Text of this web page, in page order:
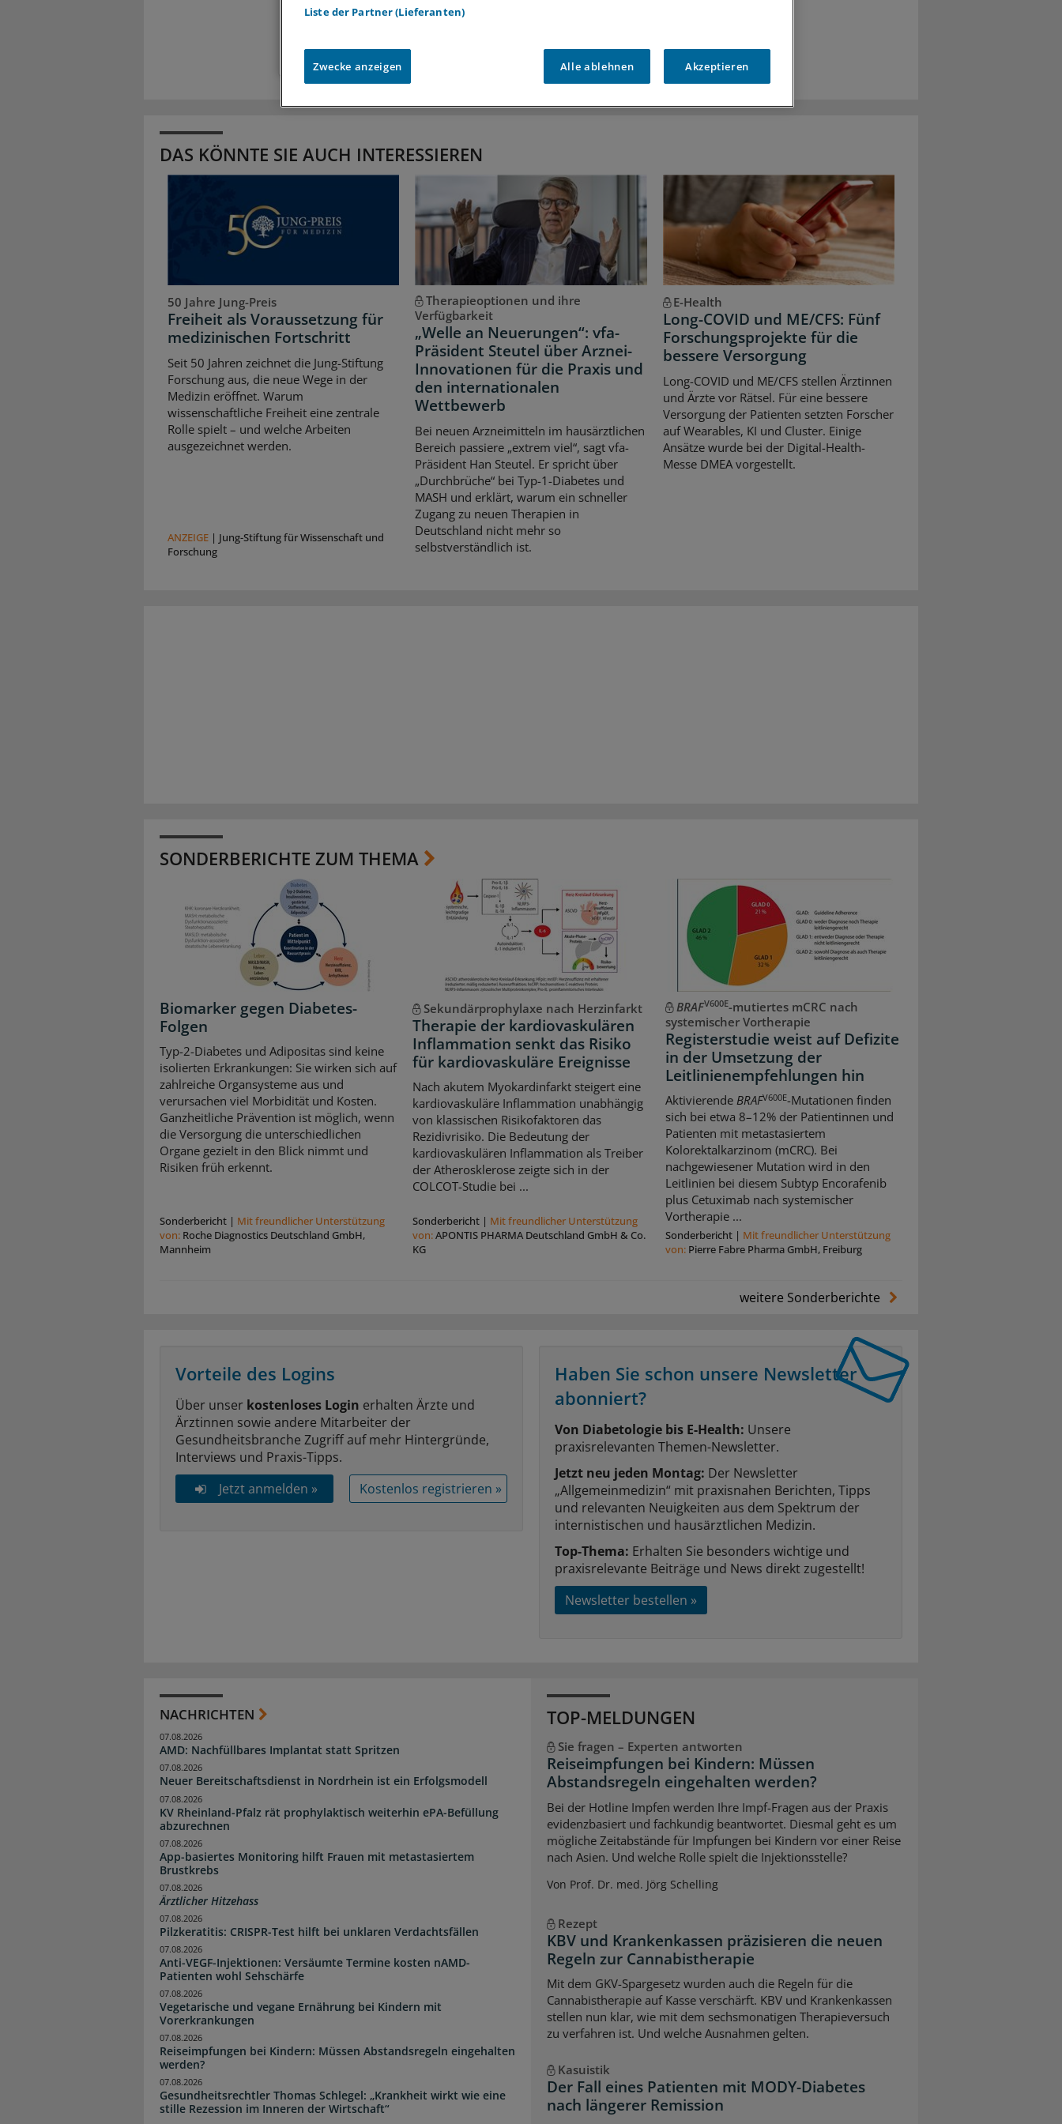
Zugriff auf allemedizinischen Berichte und Kommentare
Voraussetzungen für den Zugang
DAS KÖNNTE SIE AUCH INTERESSIEREN
50 Jahre Jung-Preis
Freiheit als Voraussetzung für
medizinischen Fortschritt
Seit 50 Jahren zeichnet die Jung-Stiftung
Forschung aus, die neue Wege in der
Medizin eröffnet. Warum
wissenschaftliche Freiheit eine zentrale
Rolle spielt – und welche Arbeiten
ausgezeichnet werden.
ANZEIGE | Jung-Stiftung für Wissenschaft und
Forschung
Therapieoptionen und ihre
Verfügbarkeit
„Welle an Neuerungen“: vfa-
Präsident Steutel über Arznei-
Innovationen für die Praxis und
den internationalen
Wettbewerb
Bei neuen Arzneimitteln im hausärztlichen
Bereich passiere „extrem viel“, sagt vfa-
Präsident Han Steutel. Er spricht über
„Durchbrüche“ bei Typ-1-Diabetes und
MASH und erklärt, warum ein schneller
Zugang zu neuen Therapien in
Deutschland nicht mehr so
selbstverständlich ist.
E-Health
Long-COVID und ME/CFS: Fünf
Forschungsprojekte für die
bessere Versorgung
Long-COVID und ME/CFS stellen Ärztinnen
und Ärzte vor Rätsel. Für eine bessere
Versorgung der Patienten setzten Forscher
auf Wearables, KI und Cluster. Einige
Ansätze wurde bei der Digital-Health-
Messe DMEA vorgestellt.
SONDERBERICHTE ZUM THEMA
Biomarker gegen Diabetes-
Folgen
Typ-2-Diabetes und Adipositas sind keine
isolierten Erkrankungen: Sie wirken sich auf
zahlreiche Organsysteme aus und
verursachen viel Morbidität und Kosten.
Ganzheitliche Prävention ist möglich, wenn
die Versorgung die unterschiedlichen
Organe gezielt in den Blick nimmt und
Risiken früh erkennt.
Sonderbericht | Mit freundlicher Unterstützung
von: Roche Diagnostics Deutschland GmbH,
Mannheim
Sekundärprophylaxe nach Herzinfarkt
Therapie der kardiovaskulären
Inflammation senkt das Risiko
für kardiovaskuläre Ereignisse
Nach akutem Myokardinfarkt steigert eine
kardiovaskuläre Inflammation unabhängig
von klassischen Risikofaktoren das
Rezidivrisiko. Die Bedeutung der
kardiovaskulären Inflammation als Treiber
der Atherosklerose zeigte sich in der
COLCOT-Studie bei ...
Sonderbericht| Mit freundlicher Unterstützung
von:APONTIS PHARMA Deutschland GmbH & Co.
KG
BRAFV600E-mutiertes mCRC nach
systemischer Vortherapie
Registerstudie weist auf Defizite
in der Umsetzung der
Leitlinienempfehlungen hin
Aktivierende BRAFV600E-Mutationen finden
sich bei etwa 8–12% der Patientinnen und
Patienten mit metastasiertem
Kolorektalkarzinom (mCRC). Bei
nachgewiesener Mutation wird in den
Leitlinien bei diesem Subtyp Encorafenib
plus Cetuximab nach systemischer
Vortherapie ...
Sonderbericht| Mit freundlicher Unterstützung
von: Pierre Fabre Pharma GmbH, Freiburg
weitere Sonderberichte
Vorteile des Logins
Über unser kostenloses Login erhalten Ärzte und
Ärztinnen sowie andere Mitarbeiter der
Gesundheitsbranche Zugriff auf mehr Hintergründe,
Interviews und Praxis-Tipps.
Jetzt anmelden »
Kostenlos registrieren »
Haben Sie schon unsere Newsletter
abonniert?
Von Diabetologie bis E-Health: Unsere
praxisrelevanten Themen-Newsletter.
Jetzt neu jeden Montag: Der Newsletter
„Allgemeinmedizin“ mit praxisnahen Berichten, Tipps
und relevanten Neuigkeiten aus dem Spektrum der
internistischen und hausärztlichen Medizin.
Top-Thema: Erhalten Sie besonders wichtige und
praxisrelevante Beiträge und News direkt zugestellt!
Newsletter bestellen »
NACHRICHTEN
AMD: Nachfüllbares Implantat statt Spritzen
07.08.2026
Neuer Bereitschaftsdienst in Nordrhein ist ein Erfolgsmodell
07.08.2026
KV Rheinland-Pfalz rät prophylaktisch weiterhin ePA-Befüllung
abzurechnen
07.08.2026
App-basiertes Monitoring hilft Frauen mit metastasiertem
Brustkrebs
07.08.2026
Ärztlicher Hitzehass
07.08.2026
Pilzkeratitis: CRISPR-Test hilft bei unklaren Verdachtsfällen
07.08.2026
Anti-VEGF-Injektionen: Versäumte Termine kosten nAMD-
Patienten wohl Sehschärfe
07.08.2026
Vegetarische und vegane Ernährung bei Kindern mit
Vorerkrankungen
07.08.2026
Reiseimpfungen bei Kindern: Müssen Abstandsregeln eingehalten
werden?
07.08.2026
Gesundheitsrechtler Thomas Schlegel: „Krankheit wirkt wie eine
stille Rezession im Inneren der Wirtschaft“
07.08.2026
TOP-MELDUNGEN
Sie fragen – Experten antworten
Reiseimpfungen bei Kindern: Müssen
Abstandsregeln eingehalten werden?
Bei der Hotline Impfen werden Ihre Impf-Fragen aus der Praxis
evidenzbasiert und fachkundig beantwortet. Diesmal geht es um
mögliche Zeitabstände für Impfungen bei Kindern vor einer Reise
nach Asien. Und welche Rolle spielt die Injektionsstelle?
Von Prof. Dr. med. Jörg Schelling
Rezept
KBV und Krankenkassen präzisieren die neuen
Regeln zur Cannabistherapie
Mit dem GKV-Spargesetz wurden auch die Regeln für die
Cannabistherapie auf Kasse verschärft. KBV und Krankenkassen
stellen nun klar, wie mit dem sechsmonatigen Therapieversuch
zu verfahren ist. Und welche Ausnahmen gelten.
Kasuistik
Der Fall eines Patienten mit MODY-Diabetes
nach längerer Remission
Liste der Partner (Lieferanten)
Zwecke anzeigen Alle ablehnen Akzeptieren